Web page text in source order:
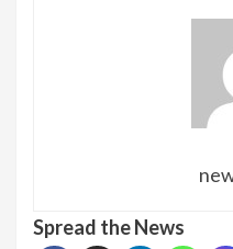
Spread the News